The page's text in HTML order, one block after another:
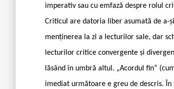
imperativ sau cu emfază despre rolul
Criticul are datoria liber asumată de
menținerea la zi a lecturilor sale, dar
lecturilor critice convergente și
lăsând în umbră altul. „Acordul fin“
imediat următoare e greu de descris.